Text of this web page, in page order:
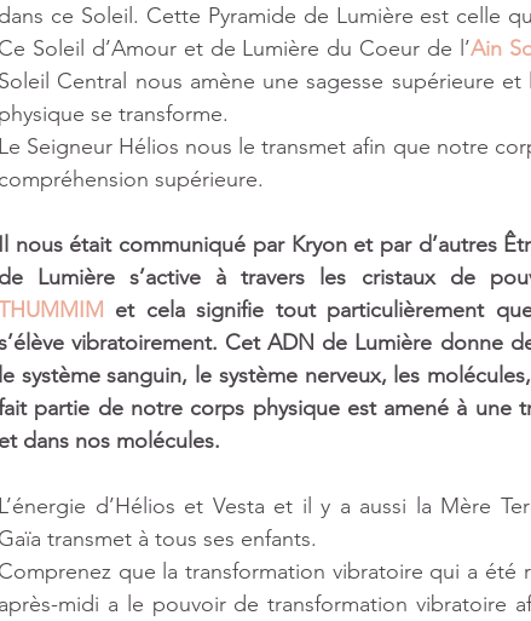
1 post
dans ce Soleil. Cette Pyramide de Lumière est celle
Ce Soleil d’Amour et de Lumière du Coeur de l’Ain
Soleil Central nous amène une sagesse supérieure
physique se transforme.
Le Seigneur Hélios nous le transmet afin que notre
compréhension supérieure.
Il nous était communiqué par Kryon et par d’autres
de Lumière s’active à travers les cristaux de
et cela signifie tout particulièrement
vibratoirement. Cet ADN de Lumière donne
le système sanguin, le système nerveux, les
partie de notre corps physique est amené à une
et dans nos molécules.
L’énergie d’Hélios et Vesta et il y a aussi la Mère
Gaïa transmet à tous ses enfants.
Comprenez que la transformation vibratoire qui a été
après-midi a le pouvoir de transformation vibratoire